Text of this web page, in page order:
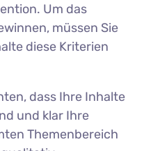
Um das
müssen Sie
diese Kriterien
dass Ihre Inhalte
und klar Ihre
Themenbereich